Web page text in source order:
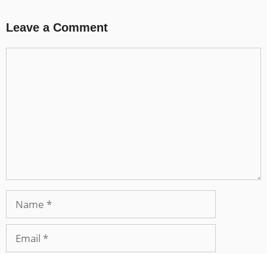
Leave a Comment